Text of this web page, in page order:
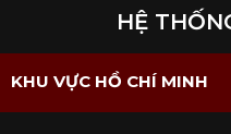
HỆ
KHU VỰC HỒ CHÍ MINH